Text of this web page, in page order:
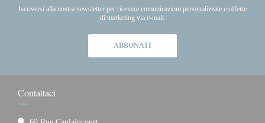
Iscriversi alla nostra newsletter per ricevere comunicazioni personalizzate e offerte
di marketing via e-mail.
ABBONATI
Contattaci